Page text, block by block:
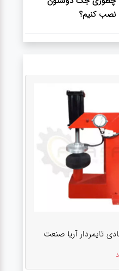
نصب کنیم؟
تایمردار آریا صنعت